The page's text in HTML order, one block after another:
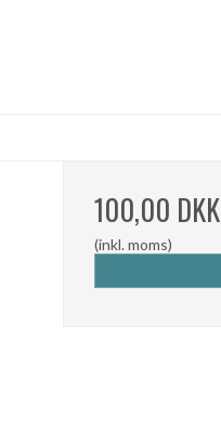
100,00 DKK
(inkl. moms)